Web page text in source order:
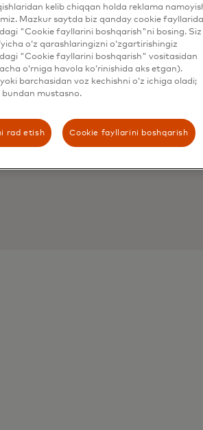
kelib chiqqan holda reklama
Mazkur saytda biz qanday cookie
"Cookie fayllarini boshqarish"ni bosing. Siz
o‘z qarashlaringizni o‘zgartirishingiz
"Cookie fayllarini boshqarish" vositasidan
o‘rniga havola ko‘rinishida aks etgan).
barchasidan voz kechishni o‘z ichiga oladi;
bundan mustasno.
rad etish Cookie fayllarini boshqarish